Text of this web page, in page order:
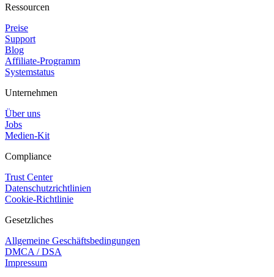
Ressourcen
Preise
Support
Blog
Affiliate-Programm
Systemstatus
Unternehmen
Über uns
Jobs
Medien-Kit
Compliance
Trust Center
Datenschutzrichtlinien
Cookie-Richtlinie
Gesetzliches
Allgemeine Geschäftsbedingungen
DMCA / DSA
Impressum